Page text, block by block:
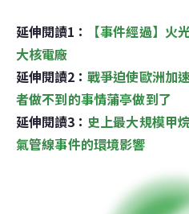
延伸閱讀1：
【事件經過】火
大核電廠
延伸閱讀2： 戰爭迫使歐洲加
者做不到的事情蒲亭做到了
延伸閱讀3： 史上最大規模甲
氣管線事件的環境影響